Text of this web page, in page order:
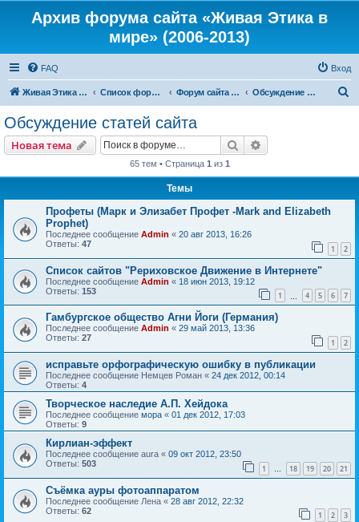
Архив форума сайта «Живая Этика в
мире» (2006-2013)
FAQ Вход
Живая Этика в мире Список форумов Форум сайта «Живая Этика в мире» Обсуждение статей сайта
Обсуждение статей сайта
Новая тема Поиск
65 тем • Страница 1 из 1
Темы
Профеты (Марк и Элизабет Профет -Mark and Elizabeth
Prophet)
Последнее сообщение Admin « 20 авг 2013, 16:26
Ответы: 47 1 2
Список сайтов "Рериховское Движение в Интернете"
Последнее сообщение Admin « 18 июн 2013, 19:12
Ответы: 153 1 4 5 6 7
Гамбургское общество Агни Йоги (Германия)
Последнее сообщение Admin « 29 май 2013, 13:36
Ответы: 27 1 2
исправьте орфографическую ошибку в публикации
Последнее сообщение Немцев Роман « 24 дек 2012, 00:14
Ответы: 4
Творческое наследие А.П. Хейдока
Последнее сообщение мора « 01 дек 2012, 17:03
Ответы: 9
Кирлиан-эффект
Последнее сообщение aura « 09 окт 2012, 23:50
Ответы: 503 1 … 18 19 20 21
Съёмка ауры фотоаппаратом
Последнее сообщение Лена « 28 авг 2012, 22:32
Ответы: 62 1 2 3